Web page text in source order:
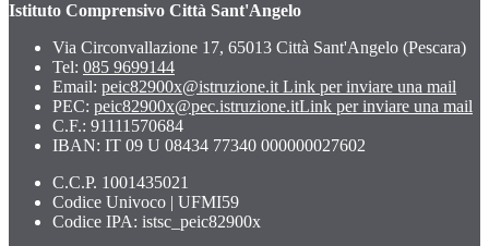
Istituto Comprensivo Città Sant'Angelo
Via Circonvallazione 17, 65013 Città Sant'Angelo (Pescara)
Tel: 085 9699144
Email: peic82900x@istruzione.it Link per inviare una mail
PEC: peic82900x@pec.istruzione.itLink per inviare una mail
C.F.: 91111570684
IBAN: IT 09 U 08434 77340 000000027602
C.C.P. 1001435021
Codice Univoco | UFMI59
Codice IPA: istsc_peic82900x